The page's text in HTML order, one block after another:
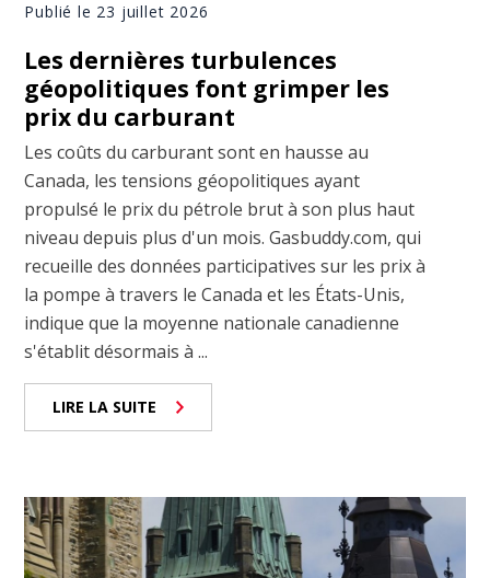
Publié le 23 juillet 2026
Les dernières turbulences
géopolitiques font grimper les
prix du carburant
Les coûts du carburant sont en hausse au
Canada, les tensions géopolitiques ayant
propulsé le prix du pétrole brut à son plus haut
niveau depuis plus d'un mois. Gasbuddy.com, qui
recueille des données participatives sur les prix à
la pompe à travers le Canada et les États-Unis,
indique que la moyenne nationale canadienne
s'établit désormais à ...
LIRE LA SUITE